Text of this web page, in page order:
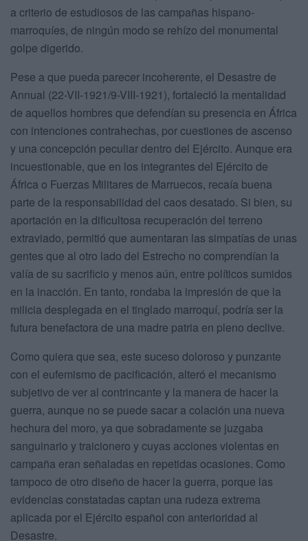
a criterio de estudiosos de las campañas hispano-
marroquíes, de ningún modo se rehízo del monumental
golpe digerido.
Pese a que pueda parecer incoherente, el Desastre de
Annual (22-VII-1921/9-VIII-1921), fortaleció la mentalidad
de aquellos hombres que defendían su presencia en África
con intenciones contrahechas, por cuestiones de ascenso
y una concepción peculiar dentro del Ejército. Aunque era
incuestionable, que en los integrantes del Ejército de
África o Fuerzas Militares de Marruecos, recaía buena
parte de la responsabilidad del caos desatado. Si bien, su
aportación en la dificultosa recuperación del terreno
extraviado, permitió que aumentaran las simpatías de unas
gentes que al otro lado del Estrecho no comprendían la
valía de su sacrificio y menos aún, entre políticos sumidos
en la inacción. En tanto, rondaba la impresión de que la
milicia desplegada en el tinglado marroquí, podría ser la
futura benefactora de una madre patria en pleno declive.
Como quiera que sea, este suceso doloroso y punzante
con el eufemismo de pacificación, alteró el mecanismo
subjetivo de ver al contrincante y la manera de hacer la
guerra, aunque no se puede sacar a colación una nueva
hechura del moro, ya que sobradamente se juzgaba
sanguinario y traicionero y cuyas acciones violentas en
campaña eran señaladas en repetidas ocasiones. Como
tampoco de otro diseño de hacer la guerra, porque las
evidencias constatadas captan una rudeza extrema
aplicada por el Ejército español con anterioridad al
Desastre.